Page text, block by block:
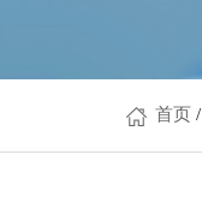
首页 /